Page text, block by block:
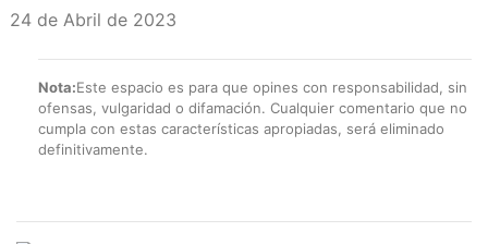
24 de Abril de 2023
Nota:Este espacio es para que opines con responsabilidad, sin
ofensas, vulgaridad o difamación. Cualquier comentario que no
cumpla con estas características apropiadas, será eliminado
definitivamente.